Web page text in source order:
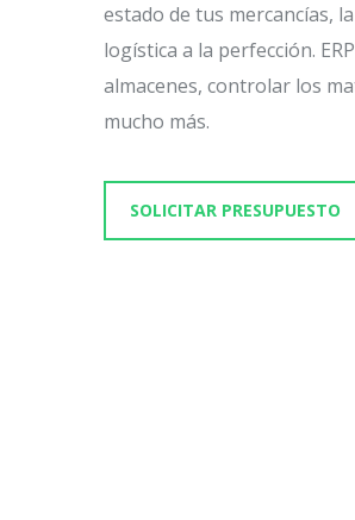
estado de tus mercancías,
logística a la perfección.
almacenes, controlar los
mucho más.
SOLICITAR PRESUPUESTO